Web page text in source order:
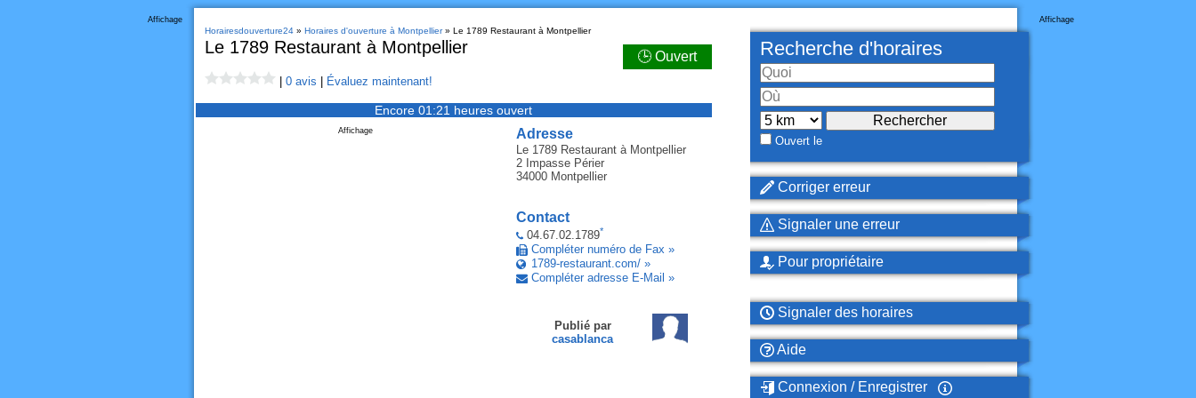
Affichage
Horairesdouverture24» Horaires d'ouverture à Montpellier» Le 1789 Restaurant à Montpellier
Le 1789 Restaurant à Montpellier 🕒 Ouvert
0 avis Évaluez maintenant!
Encore 01:21 heures ouvert
Adresse
Le 1789 Restaurantà Montpellier
2 Impasse Périer
34000 Montpellier
Contact
04.67.02.1789*
Compléter numéro de Fax »
1789-restaurant.com/ »
Compléter adresse E-Mail »
Publié par
casablanca
Affichage
Affichage
Recherche d'horaires
Ouvert le
Corriger erreur
Signaler une erreur
Pour propriétaire
Signaler des horaires
Aide
Connexion / Enregistrer